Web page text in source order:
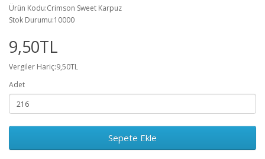
Ürün Kodu:Crimson Sweet Karpuz
Stok Durumu:10000
9,50TL
Vergiler Hariç:9,50TL
Adet
Sepete Ekle